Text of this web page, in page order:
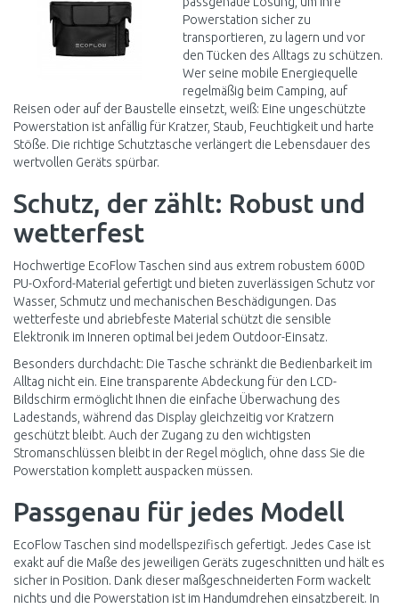
Powerstation sicher zu
transportieren, zu lagern und vor
den Tücken des Alltags zu schützen.
Wer seine mobile Energiequelle
regelmäßig beim Camping, auf
Reisen oder auf der Baustelle einsetzt, weiß: Eine ungeschützte
Powerstation ist anfällig für Kratzer, Staub, Feuchtigkeit und harte
Stöße. Die richtige Schutztasche verlängert die Lebensdauer des
wertvollen Geräts spürbar.
Schutz, der zählt: Robust und
wetterfest
Hochwertige EcoFlow Taschen sind aus extrem robustem 600D
PU-Oxford-Material gefertigt und bieten zuverlässigen Schutz vor
Wasser, Schmutz und mechanischen Beschädigungen. Das
wetterfeste und abriebfeste Material schützt die sensible
Elektronik im Inneren optimal bei jedem Outdoor-Einsatz.
Besonders durchdacht: Die Tasche schränkt die Bedienbarkeit im
Alltag nicht ein. Eine transparente Abdeckung für den LCD-
Bildschirm ermöglicht Ihnen die einfache Überwachung des
Ladestands, während das Display gleichzeitig vor Kratzern
geschützt bleibt. Auch der Zugang zu den wichtigsten
Stromanschlüssen bleibt in der Regel möglich, ohne dass Sie die
Powerstation komplett auspacken müssen.
Passgenau für jedes Modell
EcoFlow Taschen sind modellspezifisch gefertigt. Jedes Case ist
exakt auf die Maße des jeweiligen Geräts zugeschnitten und hält es
sicher in Position. Dank dieser maßgeschneiderten Form wackelt
nichts und die Powerstation ist im Handumdrehen einsatzbereit. In